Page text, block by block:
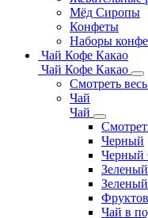
Мёд Сиропы
Конфеты
Наборы
Чай Кофе Какао
Чай Кофе Какао
Смотреть
Чай
Чай
Черный
Черный
Зеленый
Чай в